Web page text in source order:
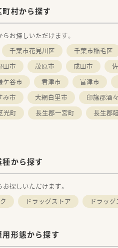
村から探す
お探しいただけます。
千葉市花見川区 千葉市稲毛区
田市 茂原市 成田市
ケ谷市 君津市 富津市
み市 大網白里市 印旛郡酒
光町 長生郡一宮町 長生郡
から探す
探しいただけます。
ドラッグストア ドラッ
形態から探す